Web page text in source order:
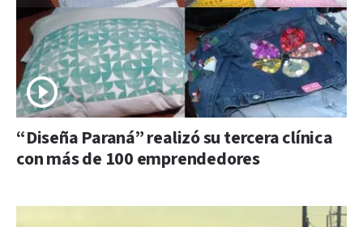
“Diseña Paraná” realizó su tercera clínica
con más de 100 emprendedores